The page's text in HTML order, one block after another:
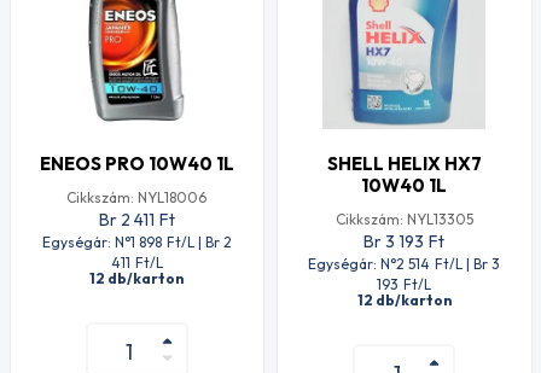
ENEOS PRO 10W40 1L
Cikkszám: NYL18006
Br 2 411 Ft
Egységár: N°1 898 Ft/L | Br 2
411 Ft/L
12 db/karton
SHELL HELIX HX7
10W40 1L
Cikkszám: NYL13305
Br 3 193 Ft
Egységár: N°2 514 Ft/L | Br 3
193 Ft/L
12 db/karton